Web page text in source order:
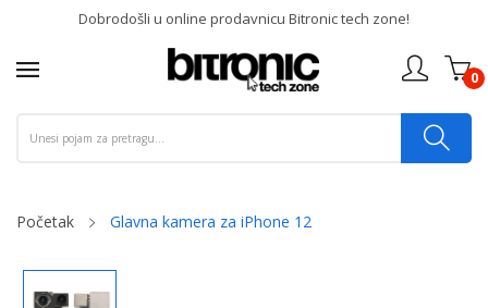
Dobrodošli u online prodavnicu Bitronic tech zone!
0
Početak Glavna kamera za iPhone 12